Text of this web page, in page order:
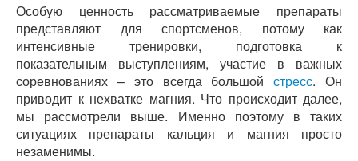
Особую ценность рассматриваемые препараты
представляют для спортсменов, потому как
интенсивные тренировки, подготовка к
показательным выступлениям, участие в важных
соревнованиях – это всегда большойстресс. Он
приводит к нехватке магния. Что происходит далее,
мы рассмотрели выше. Именно поэтому в таких
ситуациях препараты кальция и магния просто
незаменимы.